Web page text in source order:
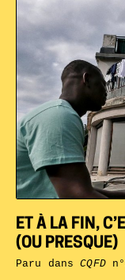
ET À LA FIN,
(OU PRESQUE)
Paru dansCQFD